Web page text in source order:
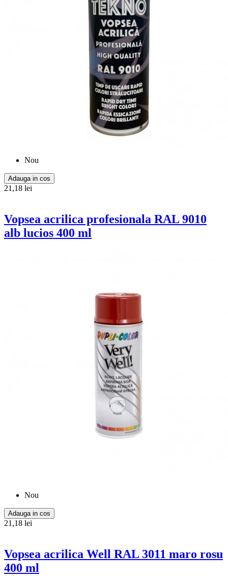
Nou
Adauga in cos
21,18 lei
Vopsea acrilica profesionala RAL 9010
alb lucios 400 ml
Nou
Adauga in cos
21,18 lei
Vopsea acrilica Well RAL 3011 maro rosu
400 ml